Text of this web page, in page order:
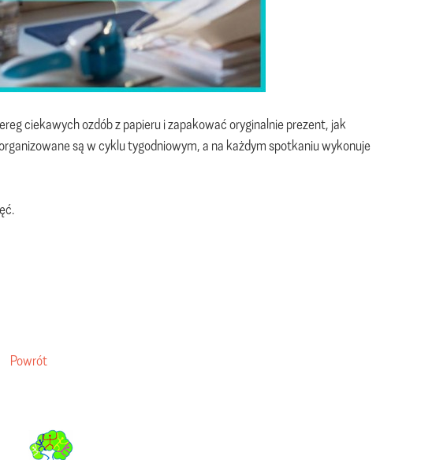
ciekawych ozdób z papieru i zapakować oryginalnie prezent, jak
są w cyklu tygodniowym, a na każdym spotkaniu wykonuje
Powrót